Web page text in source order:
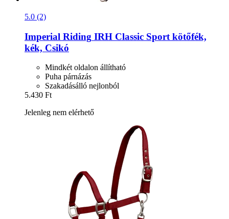
5.0 (2)
Imperial Riding IRH Classic Sport kötőfék,
kék, Csikó
Mindkét oldalon állítható
Puha párnázás
Szakadásálló nejlonból
5.430 Ft
Jelenleg nem elérhető